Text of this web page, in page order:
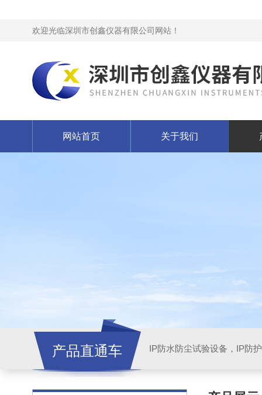
欢迎光临深圳市创鑫仪器有限公司网站！
网站首页 关于我们
产品直通车